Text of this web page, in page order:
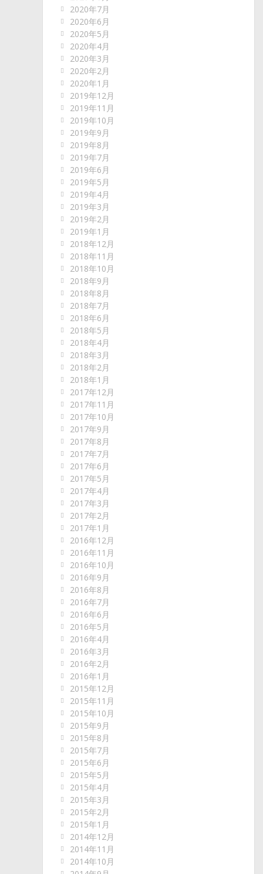
2020年7月
2020年6月
2020年5月
2020年4月
2020年3月
2020年2月
2020年1月
2019年12月
2019年11月
2019年10月
2019年9月
2019年8月
2019年7月
2019年6月
2019年5月
2019年4月
2019年3月
2019年2月
2019年1月
2018年12月
2018年11月
2018年10月
2018年9月
2018年8月
2018年7月
2018年6月
2018年5月
2018年4月
2018年3月
2018年2月
2018年1月
2017年12月
2017年11月
2017年10月
2017年9月
2017年8月
2017年7月
2017年6月
2017年5月
2017年4月
2017年3月
2017年2月
2017年1月
2016年12月
2016年11月
2016年10月
2016年9月
2016年8月
2016年7月
2016年6月
2016年5月
2016年4月
2016年3月
2016年2月
2016年1月
2015年12月
2015年11月
2015年10月
2015年9月
2015年8月
2015年7月
2015年6月
2015年5月
2015年4月
2015年3月
2015年2月
2015年1月
2014年12月
2014年11月
2014年10月